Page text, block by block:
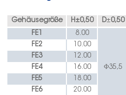
Gehäusegröße H ±0,50 D±0,50
FE1
8.00
Φ35,5
FE2
10.00
FE3
12.00
FE4
16.00
FE5
18.00
FE6
20.00